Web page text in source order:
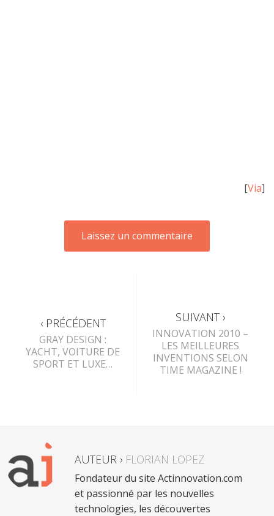
[Via]
‹ PRÉCÉDENT
GRAY DESIGN :
YACHT, VOITURE DE
SPORT ET LUXE…
SUIVANT ›
INNOVATION 2010 –
LES MEILLEURES
INVENTIONS SELON
TIME MAGAZINE !
AUTEUR › FLORIAN LOPEZ
Fondateur du site Actinnovation.com
et passionné par les nouvelles
technologies, les découvertes